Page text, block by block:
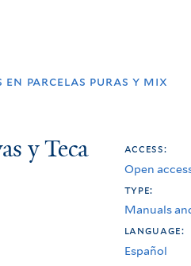
parcelas puras y mix
y Teca
access:
Open
type:
Manuals
language:
Español